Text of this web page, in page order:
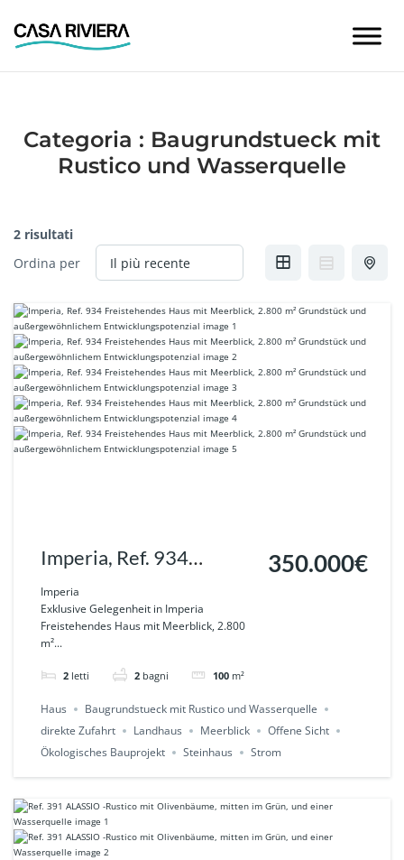
Categoria : Baugrundstueck mit
Rustico und Wasserquelle
2 risultati
Ordina per
Imperia, Ref. 934
Freistehendes Haus mit
Meerblick, 2.800 m²
Grundstück und
außergewöhnlichem
Entwicklungspotenzial
Imperia
Exklusive Gelegenheit in Imperia
Freistehendes Haus mit Meerblick, 2.800
m²...
2 letti 2 bagni 100 m²
350.000€
Haus
Baugrundstueck mit Rustico und Wasserquelle
direkte Zufahrt
Landhaus Meerblick
Offene Sicht
Ökologisches Bauprojekt
Steinhaus Strom